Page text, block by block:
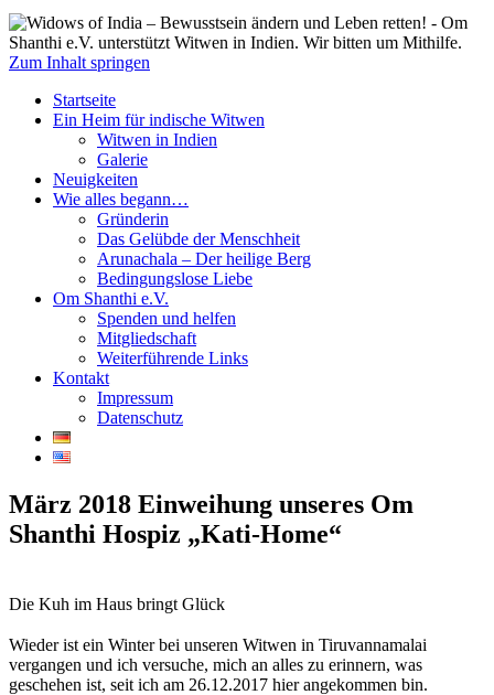
Widows of India – Bewusstsein ändern und
Leben retten!
Om Shanthi e.V. unterstützt Witwen in
Indien. Wir bitten um Mithilfe.
Zum Inhalt springen
Startseite
Ein Heim für indische Witwen
Witwen in Indien
Galerie
Neuigkeiten
Wie alles begann…
Gründerin
Das Gelübde der Menschheit
Arunachala – Der heilige Berg
Bedingungslose Liebe
Om Shanthi e.V.
Spenden und helfen
Mitgliedschaft
Weiterführende Links
Kontakt
Impressum
Datenschutz
März 2018 Einweihung unseres Om
Shanthi Hospiz „Kati-Home“
Die Kuh im Haus bringt Glück
Wieder ist ein Winter bei unseren Witwen in Tiruvannamalai
vergangen und ich versuche, mich an alles zu erinnern, was
geschehen ist, seit ich am 26.12.2017 hier angekommen bin.